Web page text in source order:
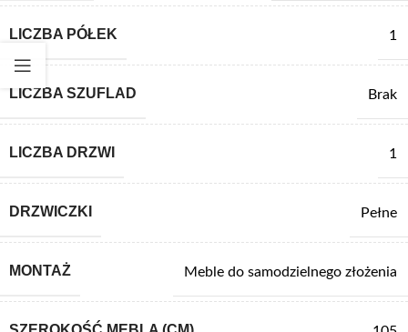
LICZBA PÓŁEK 1
LICZBA SZUFLAD Brak
LICZBA DRZWI 1
DRZWICZKI Pełne
MONTAŻ Meble do samodzielnego złożenia